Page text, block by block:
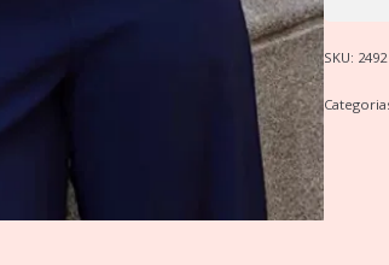
SKU: 2492